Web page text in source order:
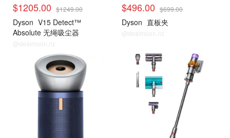
$1205.00 $1249.00
Dyson V15 Detect™
Absolute 无绳吸尘器
@dealmoon.nz
$496.00 $699.00
Dyson 直板夹
@dealmoon.nz